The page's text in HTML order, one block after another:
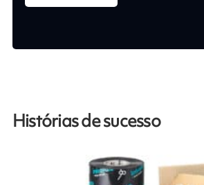
Histórias de sucesso